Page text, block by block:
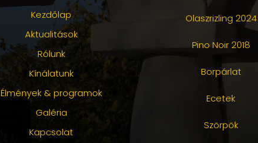
Kezdőlap
Aktualitások
Rólunk
Kínálatunk
Élmények & programok
Galéria
Kapcsolat
Olaszrizling 2024
Pino Noir 2018
Borpárlat
Ecetek
Szörpök